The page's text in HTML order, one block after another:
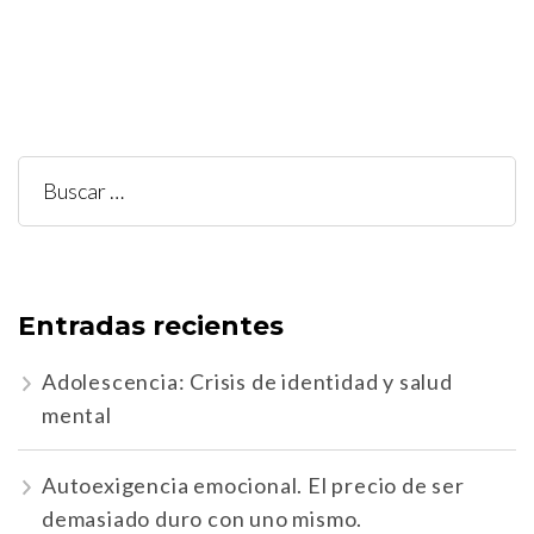
Buscar:
Entradas recientes
Adolescencia: Crisis de identidad y salud
mental
Autoexigencia emocional. El precio de ser
demasiado duro con uno mismo.